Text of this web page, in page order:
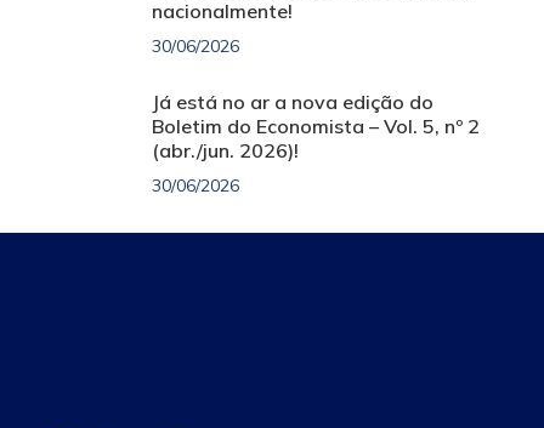
nacionalmente!
30/06/2026
Já está no ar a nova edição do
Boletim do Economista – Vol. 5, nº 2
(abr./jun. 2026)!
30/06/2026